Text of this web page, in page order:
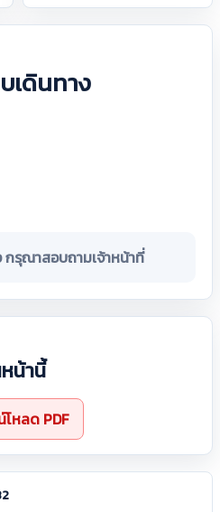
เดินทาง
กรุณาสอบถามเจ้าหน้าที่
น้านี้
โหลด PDF